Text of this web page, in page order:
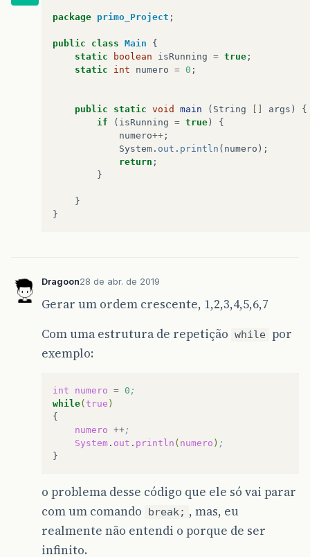
package primo_Project ;
public class Main
{
static
boolean isRunning = true ;
static
int numero = 0 ;
public static void main ( String args )
{
if
( isRunning = true )
{
numero++ ;
System . out . println ( numero );
return ;
}
}
}
Dragoon28 de abr. de 2019
Gerar um ordem crescente, 1,2,3,4,5,6,7
Com uma estrutura de repetição while por
exemplo:
int numero = 0 ;
while( true )
numero ++;
System . out . println ( numero ) ;
o problema desse código que ele só vai parar
com um comando
break; , mas, eu
realmente não entendi o porque de ser
infinito.